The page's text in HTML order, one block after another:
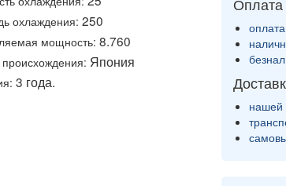
охлаждения:250
мощность:8.760
: Япония
:3 года.
нашей